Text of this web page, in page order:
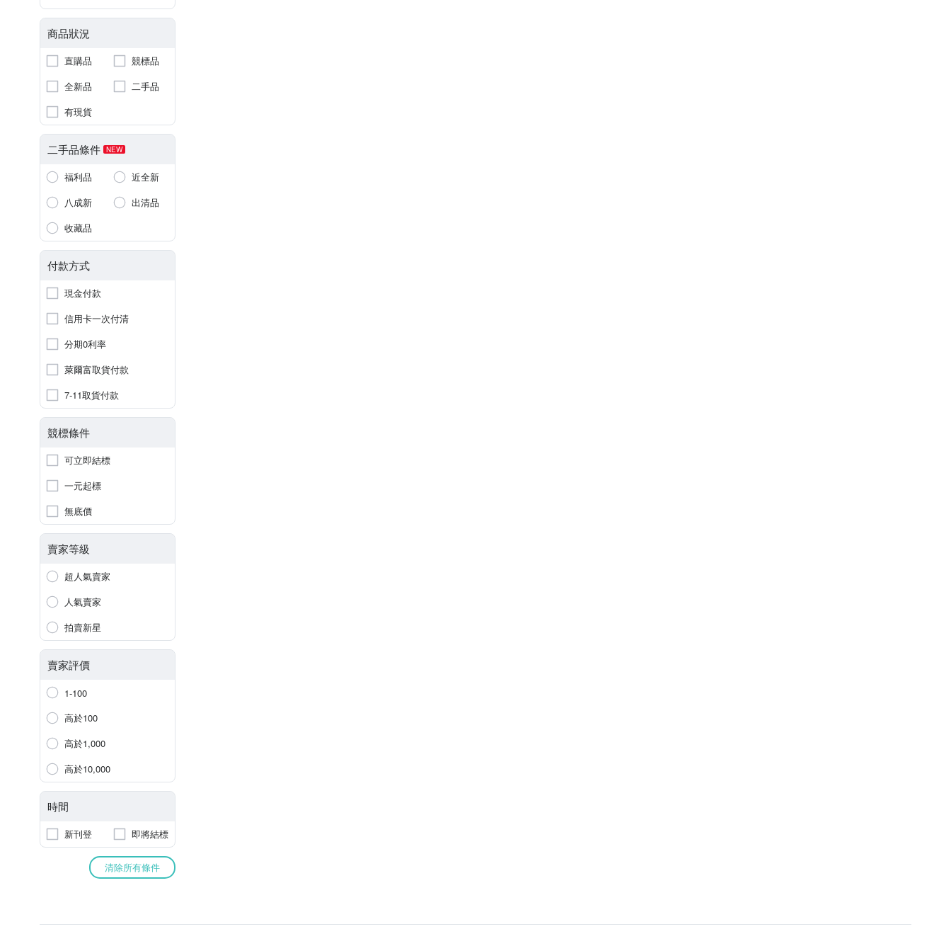
商品狀況
直購品
競標品
全新品
二手品
有現貨
二手品條件 NEW
福利品
近全新
八成新
出清品
收藏品
付款方式
現金付款
信用卡一次付清
分期0利率
萊爾富取貨付款
7-11取貨付款
競標條件
可立即結標
一元起標
無底價
賣家等級
超人氣賣家
人氣賣家
拍賣新星
賣家評價
1-100
高於100
高於1,000
高於10,000
時間
新刊登 即將結標
清除所有條件